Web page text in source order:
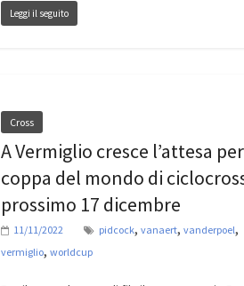
Leggi il seguito
Cross
A Vermiglio cresce l’attesa
coppa del mondo di
prossimo 17 dicembre
11/11/2022 pidcock, vanaert, vanderpoel,
vermiglio, worldcup